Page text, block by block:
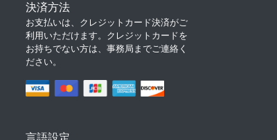
決済方法
お支払いは、クレジットカード決済がご
利用いただけます。クレジットカードを
お持ちでない方は、事務局までご連絡く
ださい。
言語設定